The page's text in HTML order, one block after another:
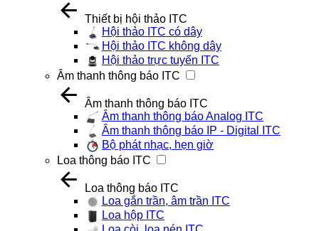
Thiết bị hội thảo ITC
Hội thảo ITC có dây
Hội thảo ITC không dây
Hội thảo trực tuyến ITC
Âm thanh thông báo ITC
Âm thanh thông báo ITC
Âm thanh thông báo Analog ITC
Âm thanh thông báo IP - Digital ITC
Bộ phát nhạc, hẹn giờ
Loa thông báo ITC
Loa thông báo ITC
Loa gắn trần, âm trần ITC
Loa hộp ITC